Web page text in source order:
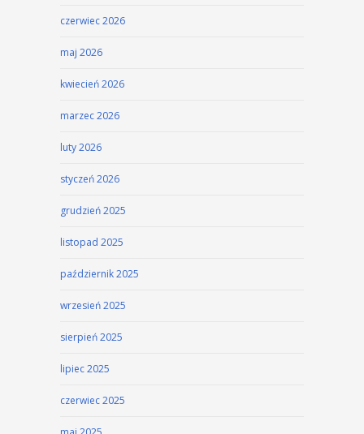
czerwiec 2026
maj 2026
kwiecień 2026
marzec 2026
luty 2026
styczeń 2026
grudzień 2025
listopad 2025
październik 2025
wrzesień 2025
sierpień 2025
lipiec 2025
czerwiec 2025